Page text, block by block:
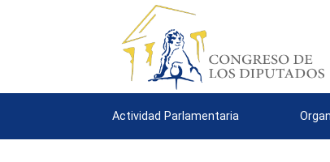
Actividad Parlamentaria